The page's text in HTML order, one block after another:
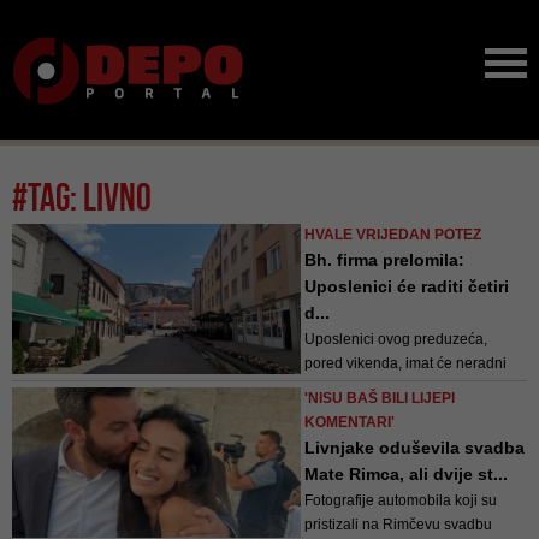
#tag: livno
HVALE VRIJEDAN POTEZ
Bh. firma prelomila:
Uposlenici će raditi četiri
d...
Uposlenici ovog preduzeća,
pored vikenda, imat će neradni
dan i petak
'NISU BAŠ BILI LIJEPI
KOMENTARI'
Livnjake oduševila svadba
Mate Rimca, ali dvije st...
Fotografije automobila koji su
pristizali na Rimčevu svadbu